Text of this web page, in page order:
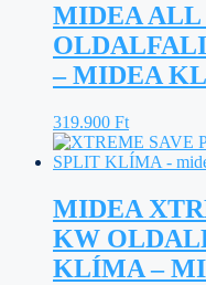
MIDEA ALL
– MIDEA
319.900 Ft
MIDEA
KW
KLÍMA –